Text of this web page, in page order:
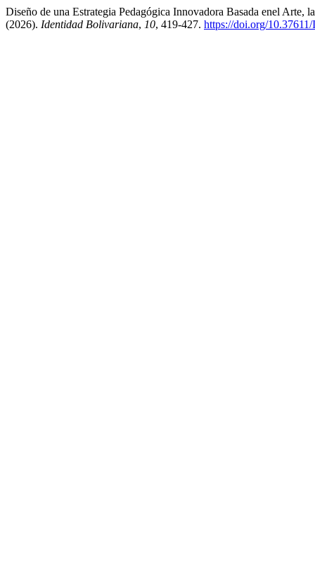
Diseño de una Estrategia Pedagógica Innovadora Basada enel
(2026). Identidad Bolivariana, 10, 419-427. https://doi.org/